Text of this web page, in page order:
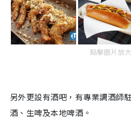
點擊圖片放大
另外更設有酒吧，有專業調酒師
酒、生啤及本地啤酒。